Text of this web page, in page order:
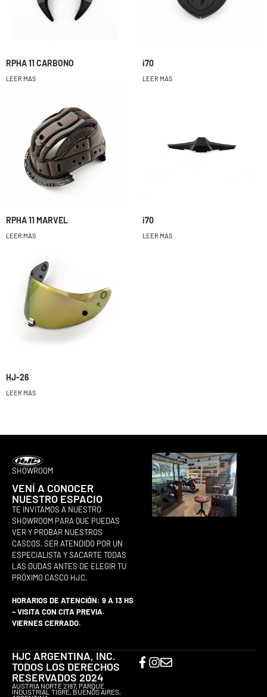
RPHA 11 CARBONO
LEER MÁS
i70
LEER MÁS
RPHA 11 MARVEL
LEER MÁS
i70
LEER MÁS
HJ-26
LEER MÁS
SHOWROOM
VENÍ A CONOCER
NUESTRO ESPACIO
TE INVITAMOS A NUESTRO
SHOWROOM PARA QUE PUEDAS
VER Y PROBAR NUESTROS
CASCOS, SER ATENDIDO POR UN
ESPECIALISTA Y SACARTE TODAS
LAS DUDAS ANTES DE ELEGIR TU
PRÓXIMO CASCO HJC.
HORARIOS DE ATENCIÓN: 9 A 13 HS
– VISITA CON CITA PREVIA.
VIERNES CERRADO.
HJC ARGENTINA, INC.
TODOS LOS DERECHOS
RESERVADOS 2024
AUSTRIA NORTE 2187, PARQUE
INDUSTRIAL TIGRE, BUENOS AIRES,